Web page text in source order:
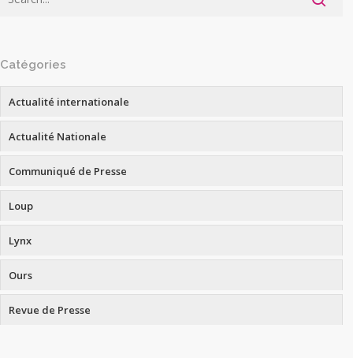
Catégories
Actualité internationale
Actualité Nationale
Communiqué de Presse
Loup
Lynx
Ours
Revue de Presse